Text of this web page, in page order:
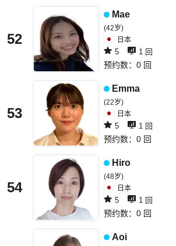
52
Mae
(42岁)
日本
5 1 回
预约数：0 回
53
Emma
(22岁)
日本
5 1 回
预约数：0 回
54
Hiro
(48岁)
日本
5 1 回
预约数：0 回
Aoi